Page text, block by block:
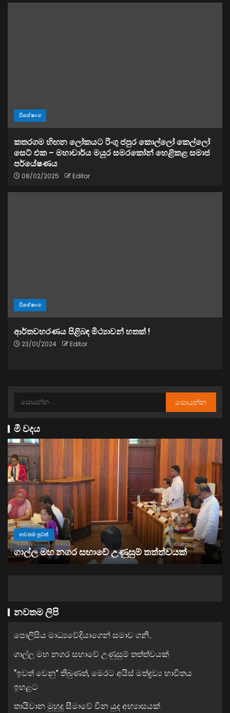
විශේෂාංග
කතරගම හිඟන ලෝකයට රිංගු ජපුර කොල්ලෝ කෙල්ලෝ
සෙට් එක – මහාචාර්ය මයුර සමරකෝන් හෙළිකළ සමාජ
පර්යේෂණය
08/02/2025 Editor
විශේෂාංග
ආර්තවහරණය පිළිබඳ මිථ්‍යාවන් හතක් !
23/01/2024 Editor
මී වදය
නවතම පුවත්
“ඉවත් වෙනු” තිබුණත්, මෙරට අයිස් මත්ද්‍රව්‍ය භාවිතය
ඉහළට
නවතම ලිපි
පොලිසිය මාධ්‍යවේදියාගෙන් සමාව ගනී..
ගාල්ල මහ නගර සභාවේ උණුසුම් තත්ත්වයක්
“ඉවත් වෙනු” තිබුණත්, මෙරට අයිස් මත්ද්‍රව්‍ය භාවිතය
ඉහළට
තායිවාන මුහුදු සීමාවේ චීන යුද අභ්‍යාසයක්